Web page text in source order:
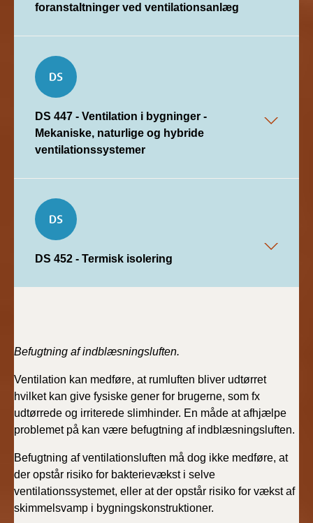
foranstaltninger ved ventilationsanlæg
DS 447 - Ventilation i bygninger -
Mekaniske, naturlige og hybride
ventilationssystemer
DS 452 - Termisk isolering
Befugtning af indblæsningsluften.
Ventilation kan medføre, at rumluften bliver udtørret
hvilket kan give fysiske gener for brugerne, som fx
udtørrede og irriterede slimhinder. En måde at afhjælpe
problemet på kan være befugtning af indblæsningsluften.
Befugtning af ventilationsluften må dog ikke medføre, at
der opstår risiko for bakterievækst i selve
ventilationssystemet, eller at der opstår risiko for vækst af
skimmelsvamp i bygningskonstruktioner.